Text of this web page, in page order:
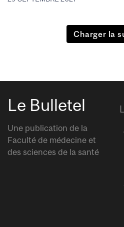
Charger la
Le Bulletel
Une publication de la
Faculté de médecine et
des sciences de la santé